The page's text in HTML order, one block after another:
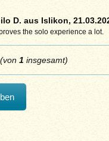
D. aus Islikon,
the solo experience a lot.
(von 1 insgesamt)